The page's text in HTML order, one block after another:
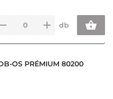
db
OS PRÉMIUM 80200